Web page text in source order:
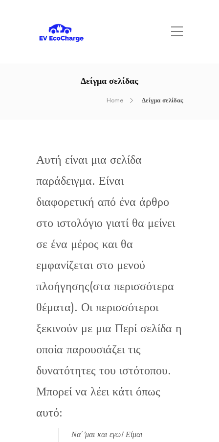
Δείγμα σελίδας
Home Δείγμα σελίδας
Αυτή είναι μια σελίδα
παράδειγμα. Είναι
διαφορετική από ένα άρθρο
στο ιστολόγιο γιατί θα μείνει
σε ένα μέρος και θα
εμφανίζεται στο μενού
πλοήγησης(στα περισσότερα
θέματα). Οι περισσότεροι
ξεκινούν με μια Περί σελίδα η
οποία παρουσιάζει τις
δυνατότητες του ιστότοπου.
Μπορεί να λέει κάτι όπως
αυτό:
Να΄’μαι και εγω! Είμαι